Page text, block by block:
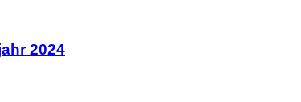
2024